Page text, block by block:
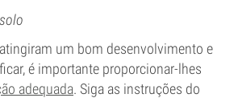
um bom desenvolvimento e
é importante proporcionar-lhes
adequada. Siga as instruções do